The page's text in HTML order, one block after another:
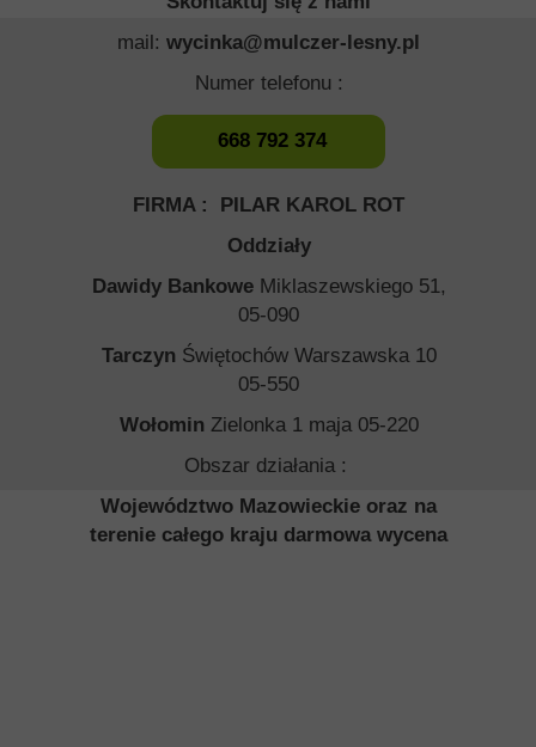
668 792 374
mail: wycinka@mulczer-lesny.pl
Numer telefonu :
FIRMA : PILAR KAROL ROT
Oddziały
Dawidy Bankowe Miklaszewskiego 51,
05-090
Tarczyn Świętochów Warszawska 10
05-550
Wołomin Zielonka 1 maja 05-220
Obszar działania :
Województwo Mazowieckie oraz na
terenie całego kraju darmowa wycena